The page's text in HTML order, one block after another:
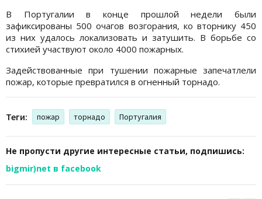
В Португалии в конце прошлой недели были
зафиксированы 500 очагов возгорания, ко вторнику 450
из них удалось локализовать и затушить. В борьбе со
стихией участвуют около 4000 пожарных.
Задействованные при тушении пожарные запечатлели
пожар, которые превратился в огненный торнадо.
Теги: пожар торнадо Португалия
Не пропусти другие интересные статьи, подпишись:
bigmir)net в facebook